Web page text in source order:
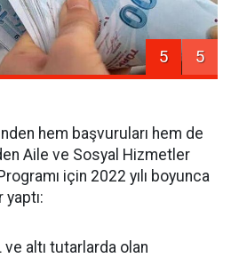
5 5
hem başvuruları hem de
Aile ve Sosyal Hizmetler
için 2022 yılı boyunca
altı tutarlarda olan